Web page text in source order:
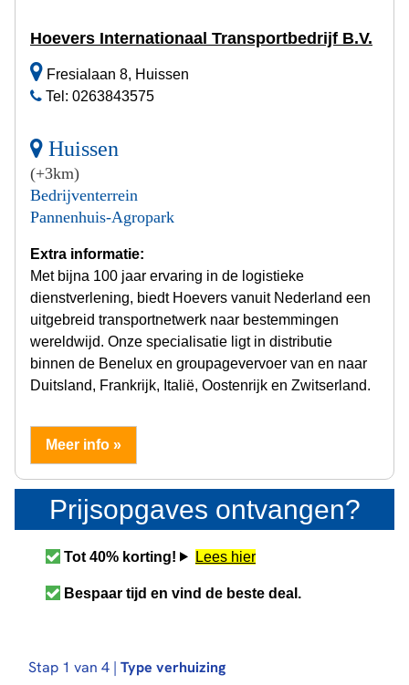
Hoevers Internationaal Transportbedrijf B.V.
Fresialaan 8, Huissen
Tel: 0263843575
Huissen
(+3km)
Bedrijventerrein
Pannenhuis-Agropark
Extra informatie:
Met bijna 100 jaar ervaring in de logistieke
dienstverlening, biedt Hoevers vanuit Nederland een
uitgebreid transportnetwerk naar bestemmingen
wereldwijd. Onze specialisatie ligt in distributie
binnen de Benelux en groupagevervoer van en naar
Duitsland, Frankrijk, Italië, Oostenrijk en Zwitserland.
Meer info »
Prijsopgaves ontvangen?
Tot 40% korting! Lees hier
Bespaar tijd en vind de beste deal.